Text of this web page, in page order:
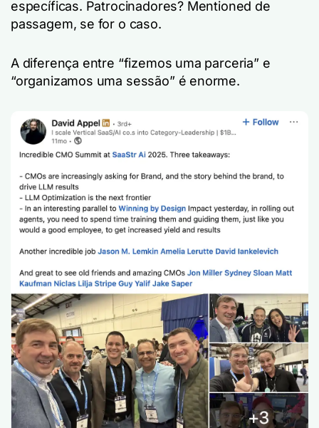
específicas. Patrocinadores? Mentioned de
passagem, se for o caso.
A diferença entre “fizemos uma parceria” e
“organizamos uma sessão” é enorme.